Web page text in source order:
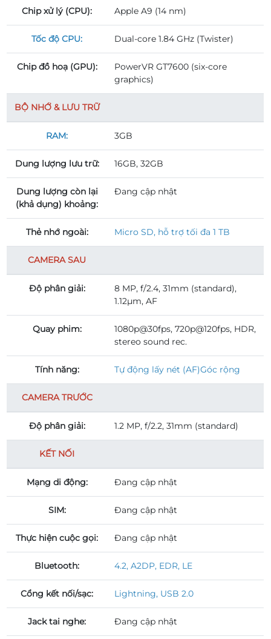
Chip xử lý (CPU): Apple A9 (14 nm)
Tốc độ CPU: Dual-core 1.84 GHz (Twister)
Chip đồ hoạ (GPU):
PowerVR GT7600 (six-core
graphics)
BỘ NHỚ & LƯU TRỮ
RAM: 3GB
Dung lượng lưu trữ: 16GB, 32GB
Dung lượng còn lại
(khả dụng) khoảng:
Đang cập nhật
Thẻ nhớ ngoài: Micro SD, hỗ trợ tối đa 1 TB
CAMERA SAU
Độ phân giải:
8 MP, f/2.4, 31mm (standard),
1.12µm, AF
Quay phim:
1080p@30fps, 720p@120fps, HDR,
stereo sound rec.
Tính năng: Tự động lấy nét (AF)Góc rộng
CAMERA TRƯỚC
Độ phân giải: 1.2 MP, f/2.2, 31mm (standard)
KẾT NỐI
Mạng di động: Đang cập nhật
SIM: Đang cập nhật
Thực hiện cuộc gọi: Đang cập nhật
Bluetooth: 4.2, A2DP, EDR, LE
Cổng kết nối/sạc: Lightning, USB 2.0
Jack tai nghe: Đang cập nhật